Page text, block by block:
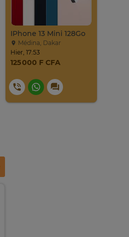
IPhone 13 Mini 128Go
Médina, Dakar
Hier, 17:53
125 000 F CFA